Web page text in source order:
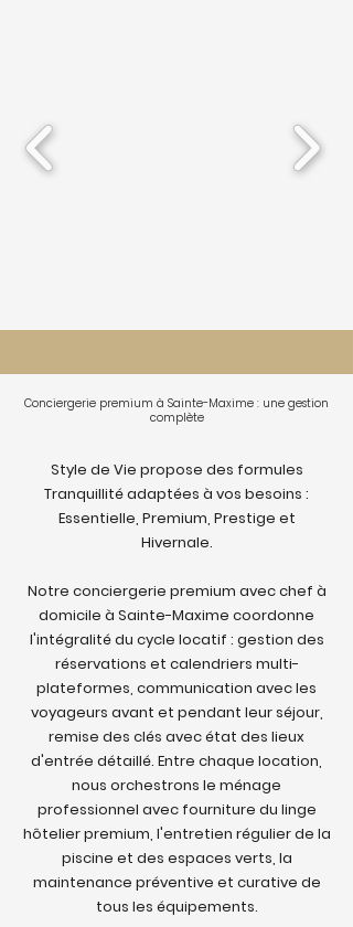
Conciergerie premium à Sainte-Maxime : une gestion
complète
Style de Vie propose des formules
Tranquillité adaptées à vos besoins :
Essentielle, Premium, Prestige et
Hivernale.
Notre conciergerie premium avec chef à
domicile à Sainte-Maxime coordonne
l'intégralité du cycle locatif : gestion des
réservations et calendriers multi-
plateformes, communication avec les
voyageurs avant et pendant leur séjour,
remise des clés avec état des lieux
d'entrée détaillé. Entre chaque location,
nous orchestrons le ménage
professionnel avec fourniture du linge
hôtelier premium, l'entretien régulier de la
piscine et des espaces verts, la
maintenance préventive et curative de
tous les équipements.